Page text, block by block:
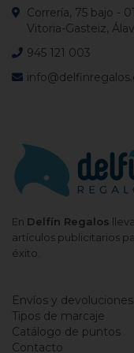
En Delfín Regalos
artículos publicitarios
éxito.
Correría, 75 bajo -
Vitoria-Gasteiz,
945 121 003
Envíos y devoluciones
Tipos de marcaje
Catálogo de puntos
Contacto